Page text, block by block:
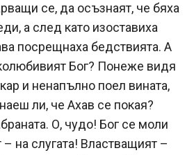
се, да осъзнаят, че бяха
а след като изоставиха
посрещнаха бедствията. А
Бог? Понеже видя
и ненапълно поел вината,
ли, че Ахав се покая?
О, чудо! Бог се моли
на слугата! Властващият –